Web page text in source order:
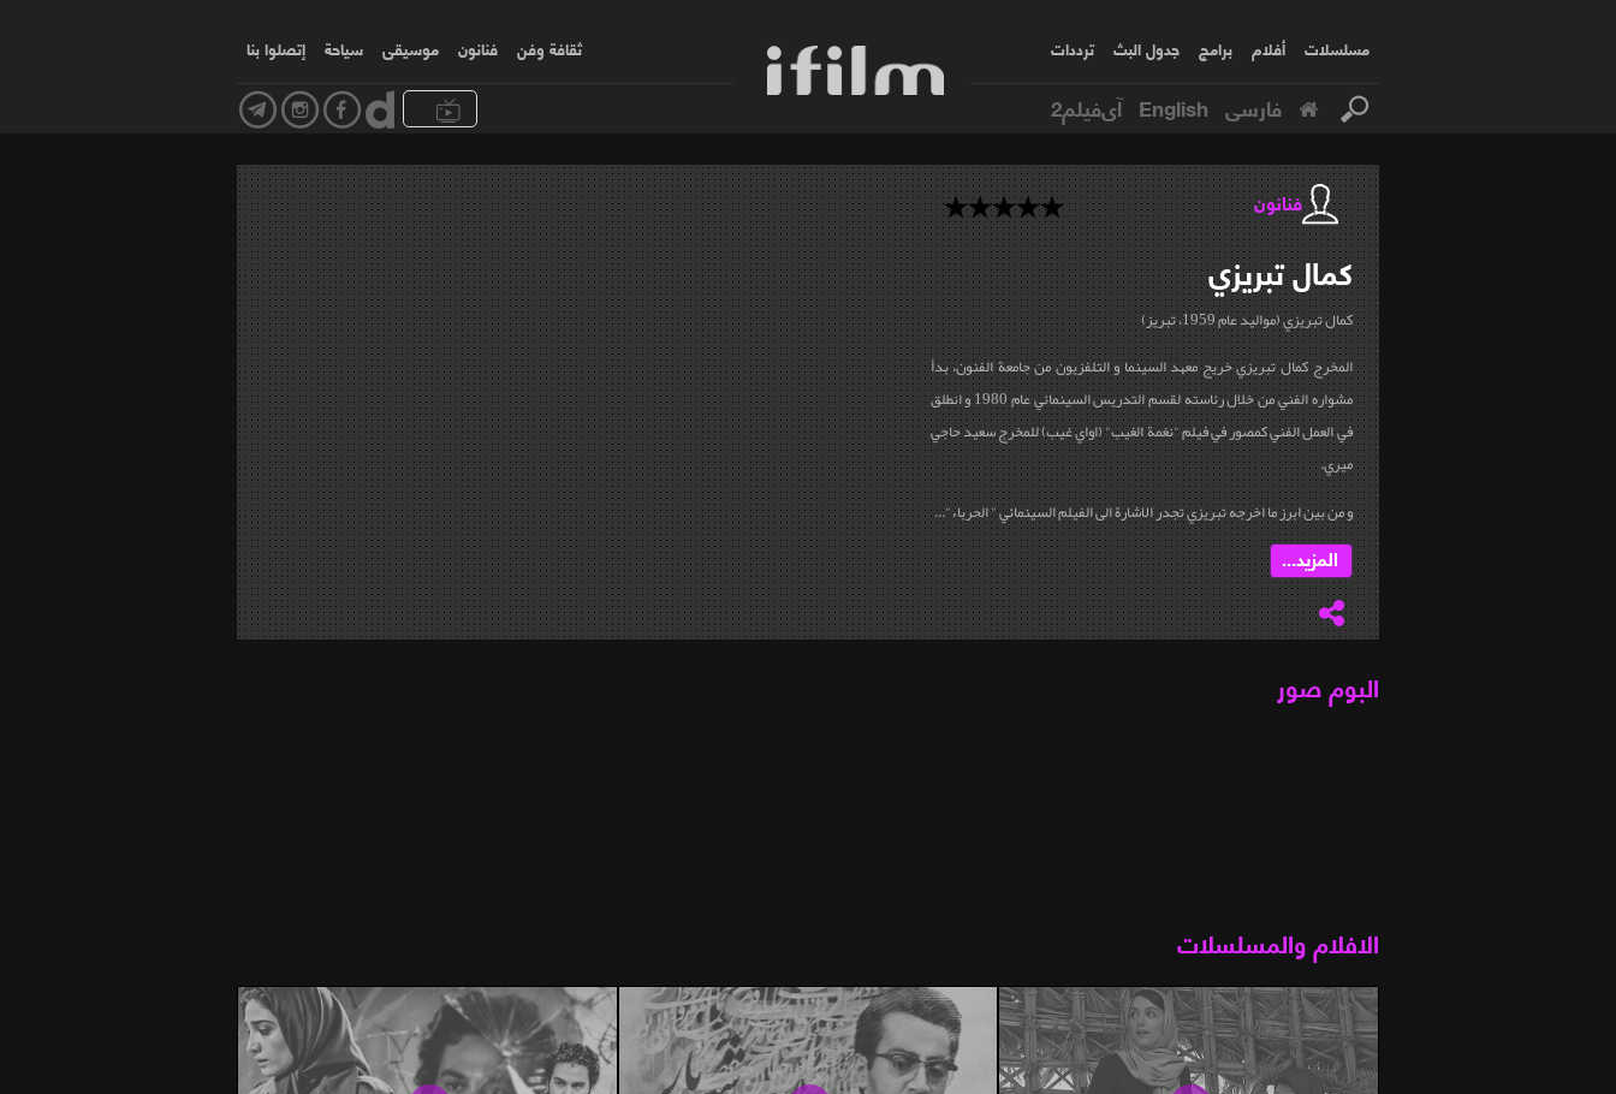
مسلسلات أفلام برامج جدول البث ترددات ثقافة وفن فنانون موسیقی سياحة إتصلوا بنا
فارسی English آی‌فیلم2
فنانون
كمالتبريزي
كمال تبريزي (مواليد عام 1959، تبريز)
المخرج كمال تبريزي خريج معهد السينما و التلفزيون من جامعة الفنون، بدأ
مشواره الفني من خلال رئاسته لقسم التدريس السينمائي عام 1980 و انطلق
في العمل الفني كمصور في فيلم "نغمة الغيب" (اواي غيب) للمخرج سعيد حاجي
ميري.
و من بين ابرز ما اخرجه تبريزي تجدر الاشارة الى الفيلم السينمائي " الحرباء"...
المزيد...
البوم صور
الافلام والمسلسلات